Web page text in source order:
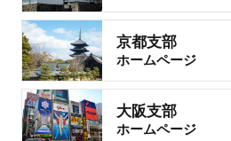
京都支部
ホームページ
大阪支部
ホームページ